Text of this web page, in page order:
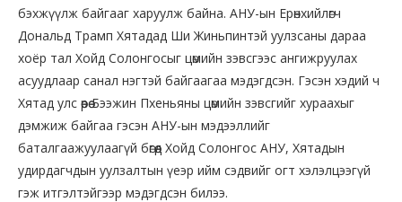
бэхжүүлж байгааг харуулж байна. АНУ-ын Ерөнхийлөгч
Дональд Трамп Хятадад Ши Жиньпинтэй уулзсаны дараа
хоёр тал Хойд Солонгосыг цөмийн зэвсгээс ангижруулах
асуудлаар санал нэгтэй байгаагаа мэдэгдсэн. Гэсэн хэдий ч
Хятад улс өөрөө Бээжин Пхеньяны цөмийн зэвсгийг хураахыг
дэмжиж байгаа гэсэн АНУ-ын мэдээллийг
баталгаажуулаагүй бөгөөд Хойд Солонгос АНУ, Хятадын
удирдагчдын уулзалтын үеэр ийм сэдвийг огт хэлэлцээгүй
гэж итгэлтэйгээр мэдэгдсэн билээ.